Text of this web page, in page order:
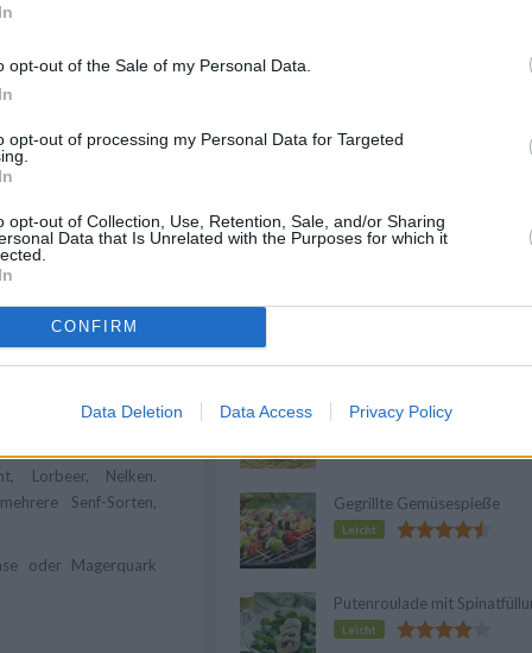
opt-out of the Sale of my Personal Data.
opt-out of processing my Personal Data for Targeted
opt-out of Collection, Use, Retention, Sale, and/or Sharing
Data that Is Unrelated with the Purposes for which it
CONFIRM
Data Deletion Data Access Privacy Policy
essen und
Bratwürste,
Alternativen kennt:
statt Butter
in großen Mengen,
Lorbeer, Nelken.
Senf-Sorten,
oder Magerquark
» Forellen Rezepte
Schmeckt dir sicher auch
Leicht
Räucherlachs-Tatar
Fastensuppe
Gegrillte Gemüsespieße
Leicht
Putenroulade mit
Leicht